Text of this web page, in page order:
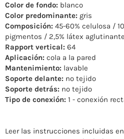
Color de fondo: blanco
Color predominante: gris
Composición: 45-60% celulosa /
pigmentos / 2,5% látex
Rapport vertical: 64
Aplicación: cola a la pared
Mantenimiento: lavable
Soporte delante: no tejido
Soporte detrás: no tejido
Tipo de conexión: 1 - conexión
Leer las instrucciones incluidas